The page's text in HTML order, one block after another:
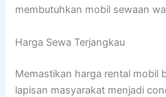
membutuhkan mobil sewaan
Harga Sewa Terjangkau
Memastikan harga rental mobil
lapisan masyarakat menjadi